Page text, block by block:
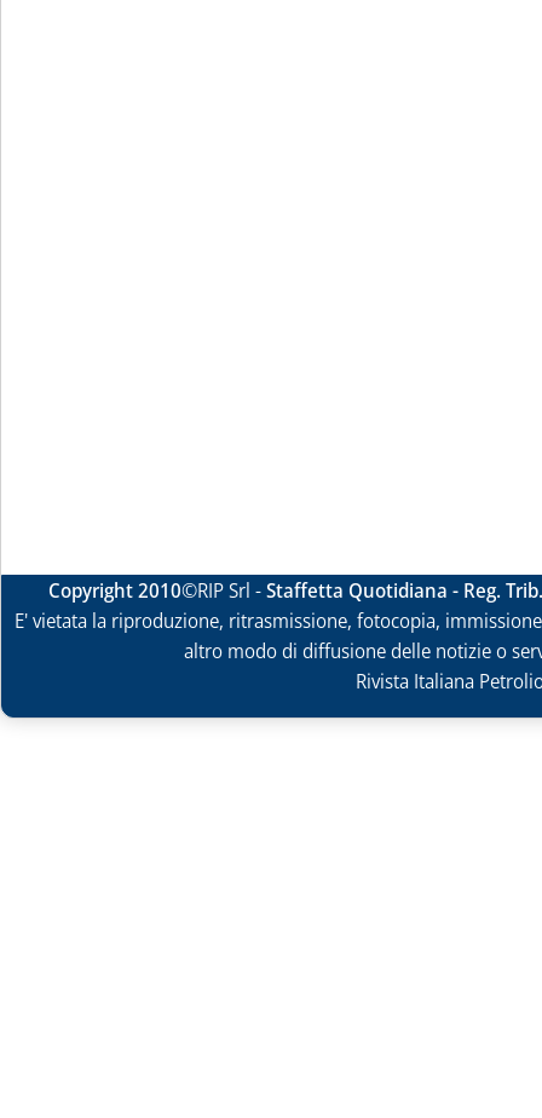
Copyright 2010©RIP Srl -Staffetta Quotidiana - Reg.
E' vietata la riproduzione, ritrasmissione, fotocopia,
altro modo di diffusione delle notizie o
Rivista Italiana